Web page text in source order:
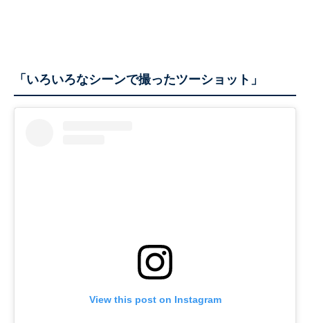
「いろいろなシーンで撮ったツーショット」
View this post on Instagram